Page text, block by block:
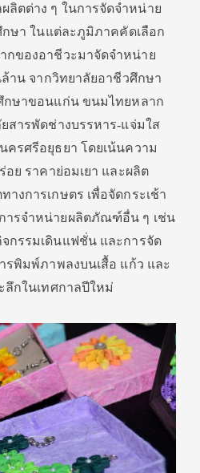
ตต่าง ๆ ในการจัดจำหน่าย
ษา ในแต่ละภูมิภาคคัดเลือก
กของอาชีวะมาจัดจำหน่าย
าน จากวิทยาลัยอาชีวศึกษา
กษาขอนแก่น ขนมไทยหลาก
สารพัดช่างบรรหาร-แจ่มใส
รศรีอยุธยา โดยเน้นความ
ย ราคาย่อมเยา และผลิต
งการเกษตร เพื่อจัดกระเช้า
ารจำหน่ายผลิตภัณฑ์อื่น ๆ เช่น
กรรมเดินแฟชั่น และการจัด
รพิมพ์ภาพลงบนเสื้อ แก้ว และ
ลึกในเทศกาลปีใหม่